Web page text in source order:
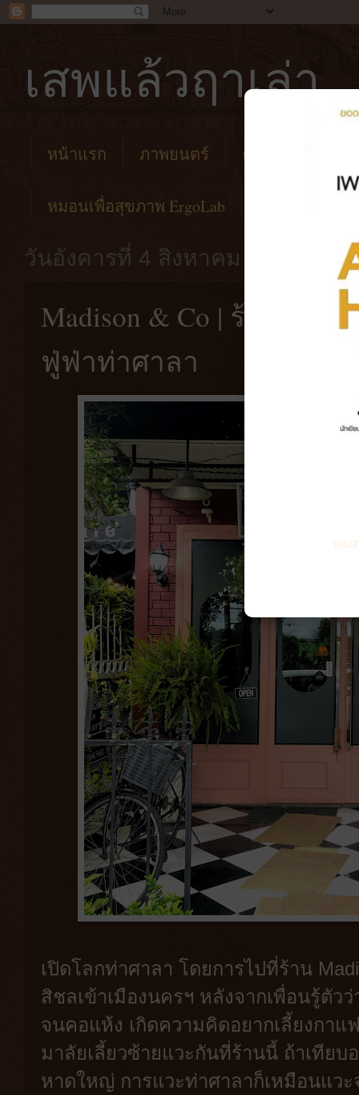
เสพแล้วฤาเล่า
หน้าแรก ภาพยนตร์ คาเฟ่
หมอนเพื่อสุขภาพ ErgoLab
วันอังคารที่ 4 สิงหาคม พ.ศ. 2563
Madison & Co | ร้านกาแ
ฟู่ฟ่าท่าศาลา
เปิดโลกท่าศาลา โดยการไปที่ร้าน
สิชลเข้าเมืองนครฯ หลังจากเพื่อนรู้ตัว
จนคอแห้ง เกิดความคิดอยากเลี้ยงกา
มาลัยเลี้ยวซ้ายแวะกันที่ร้านนี้ ถ้าเทีย
หาดใหญ่ การแวะท่าศาลาก็เหมือนแว
หนัง